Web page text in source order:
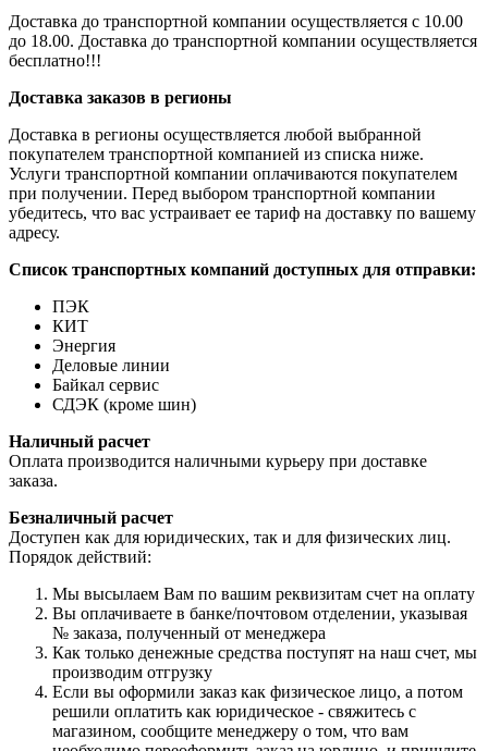
Доставка до транспортной компании осуществляется с 10.00
до 18.00. Доставка до транспортной компании осуществляется
бесплатно!!!
Доставка заказов в регионы
Доставка в регионы осуществляется любой выбранной
покупателем транспортной компанией из списка ниже.
Услуги транспортной компании оплачиваются покупателем
при получении. Перед выбором транспортной компании
убедитесь, что вас устраивает ее тариф на доставку по вашему
адресу.
Список транспортных компаний доступных для отправки:
ПЭК
КИТ
Энергия
Деловые линии
Байкал сервис
СДЭК (кроме шин)
Наличный расчет
Оплата производится наличными курьеру при доставке
заказа.
Безналичный расчет
Доступен как для юридических, так и для физических лиц.
Порядок действий:
Мы высылаем Вам по вашим реквизитам счет на оплату
Вы оплачиваете в банке/почтовом отделении, указывая
№ заказа, полученный от менеджера
Как только денежные средства поступят на наш счет, мы
производим отгрузку
Если вы оформили заказ как физическое лицо, а потом
решили оплатить как юридическое - свяжитесь с
магазином, сообщите менеджеру о том, что вам